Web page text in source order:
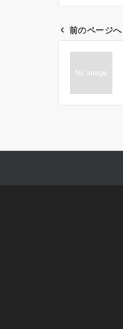
ビ
シ
前のページへ